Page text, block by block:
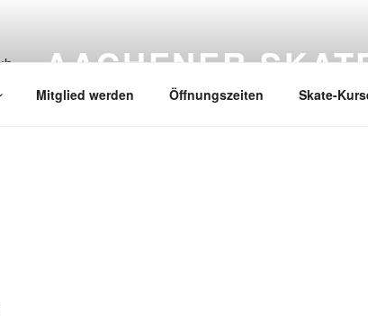
AACHENER
Mitglied werden Öffnungszeiten Skate-